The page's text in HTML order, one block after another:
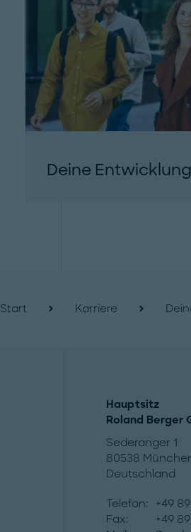
Deine Entwicklung
Start Karriere
Hauptsitz
Roland Berger
Sederanger 1
80538
Deutschland
Telefon:
+49
Fax:
+49